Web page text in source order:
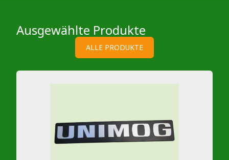
Ausgewählte Produkte
ALLE PRODUKTE